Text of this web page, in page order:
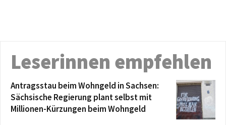
Leserinnen empfehlen
Antragsstau beim Wohngeld in Sachsen:
Sächsische Regierung plant selbst mit
Millionen-Kürzungen beim Wohngeld